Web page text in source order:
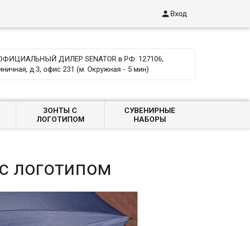
Вход
ДИЛЕР SENATOR в РФ: 127106,
д.3, офис 231 (м. Окружная - 5 мин)
ЗОНТЫ С
ЛОГОТИПОМ
СУВЕНИРНЫЕ
НАБОРЫ
логотипом